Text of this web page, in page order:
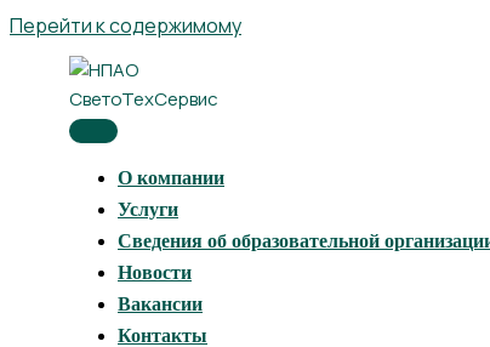
Перейти к содержимому
О компании
Услуги
Сведения об образовательной
Новости
Вакансии
Контакты